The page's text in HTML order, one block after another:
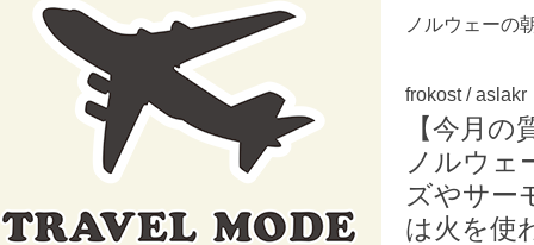
ノルウェーの
frokost / aslakr
【今月の
ノルウェ
ズやサー
は火を使